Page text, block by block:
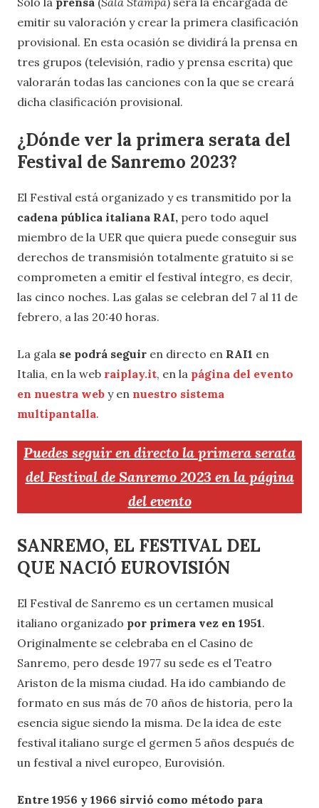
emitir su valoración y crear la primera clasificación
provisional. En esta ocasión se dividirá la prensa en
tres grupos (televisión, radio y prensa escrita) que
valorarán todas las canciones con la que se creará
dicha clasificación provisional.
¿Dónde ver la primera serata del
Festival de Sanremo 2023?
El Festival está organizado y es transmitido por la
cadena pública italiana RAI, pero todo aquel
miembro de la UER que quiera puede conseguir sus
derechos de transmisión totalmente gratuito si se
comprometen a emitir el festival íntegro, es decir,
las cinco noches. Las galas se celebran del 7 al 11 de
febrero, a las 20:40 horas.
La gala se podrá seguir en directo en RAI1 en
Italia, en la web raiplay.it, en la página del evento
en nuestra web y en nuestro sistema
multipantalla.
Puedes seguir en directo la primera serata
del Festival de Sanremo 2023 en la página
del evento
SANREMO, EL FESTIVAL DEL
QUE NACIÓ EUROVISIÓN
El Festival de Sanremo es un certamen musical
italiano organizado por primera vez en 1951.
Originalmente se celebraba en el Casino de
Sanremo, pero desde 1977 su sede es el Teatro
Ariston de la misma ciudad. Ha ido cambiando de
formato en sus más de 70 años de historia, pero la
esencia sigue siendo la misma. De la idea de este
festival italiano surge el germen 5 años después de
un festival a nivel europeo, Eurovisión.
Entre 1956 y 1966 sirvió como método para